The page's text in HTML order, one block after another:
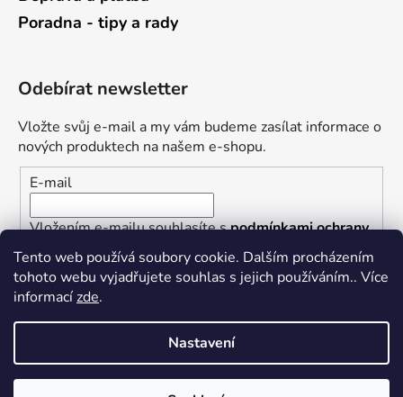
Tento web používá soubory cookie. Dalším procházením
tohoto webu vyjadřujete souhlas s jejich používáním.. Více
informacízde.
Nastavení
Poradna - tipy a rady
Odebírat newsletter
Vložte svůj e-mail a my vám budeme zasílat informace o
nových produktech na našem e-shopu.
E-mail
Vložením e-mailu souhlasíte spodmínkami ochrany
osobních údajů
PŘIHLÁSIT SE
Vytvořil Shoptet